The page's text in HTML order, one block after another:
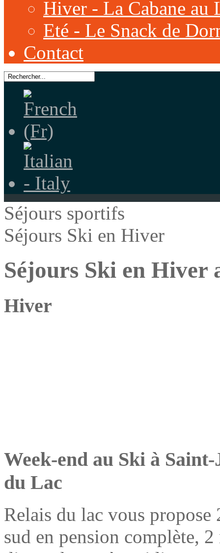
Hiver - La Cabane au
Eté - Le Snack de
Contact
Séjours sportifs
Séjours Ski en Hiver
Séjours Ski en Hiver
Hiver
Week-end au Ski à
du Lac
Relais du lac vous
sud en pension complète,